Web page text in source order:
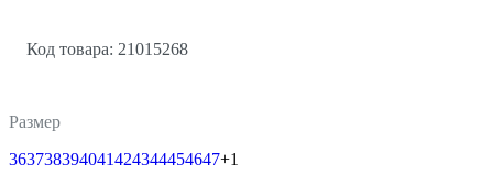
Код товара: 21015268
Размер
363738394041424344454647+1